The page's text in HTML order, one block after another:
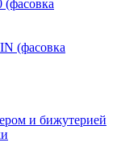
(фасовка
и бижутерией